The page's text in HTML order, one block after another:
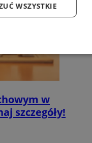
w
szczegóły!
WSZYSTKIE